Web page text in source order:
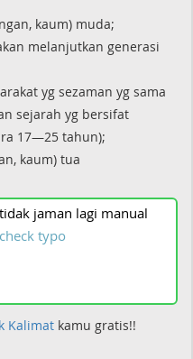
kaum) muda;
melanjutkan generasi
yg sezaman yg sama
sejarah yg bersifat
17—25 tahun);
kaum) tua
tidak jaman lagi manual
check typo
Kalimat kamu gratis!!